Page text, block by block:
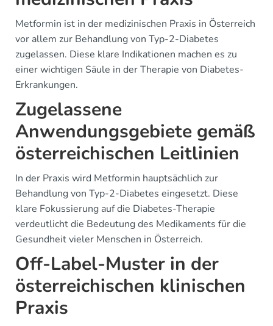
Metformin ist in der medizinischen Praxis in Österreich
vor allem zur Behandlung von Typ-2-Diabetes
zugelassen. Diese klare Indikationen machen es zu
einer wichtigen Säule in der Therapie von Diabetes-
Erkrankungen.
Zugelassene
Anwendungsgebiete gemäß
österreichischen Leitlinien
In der Praxis wird Metformin hauptsächlich zur
Behandlung von Typ-2-Diabetes eingesetzt. Diese
klare Fokussierung auf die Diabetes-Therapie
verdeutlicht die Bedeutung des Medikaments für die
Gesundheit vieler Menschen in Österreich.
Off-Label-Muster in der
österreichischen klinischen
Praxis